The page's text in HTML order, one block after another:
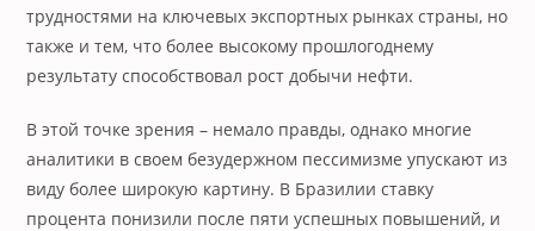
трудностями на ключевых экспортных рынках страны, но
также и тем, что более высокому прошлогоднему
результату способствовал рост добычи нефти.
В этой точке зрения – немало правды, однако многие
аналитики в своем безудержном пессимизме упускают из
виду более широкую картину. В Бразилии ставку
процента понизили после пяти успешных повышений, и